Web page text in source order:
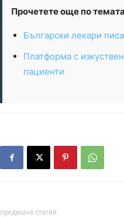
Прочетете още по
Български лекари
Платформа с
пациенти
предишна статия